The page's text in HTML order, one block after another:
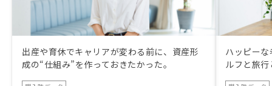
出産や育休でキャリアが変わる前に、資産形
成の“仕組み”を作っておきたかった。
ハッピー
ルフと旅